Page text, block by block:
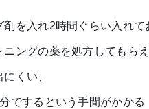
を入れ2時間ぐらい入れて
ングの薬を処方してもら
くい、
でするという手間がかかる